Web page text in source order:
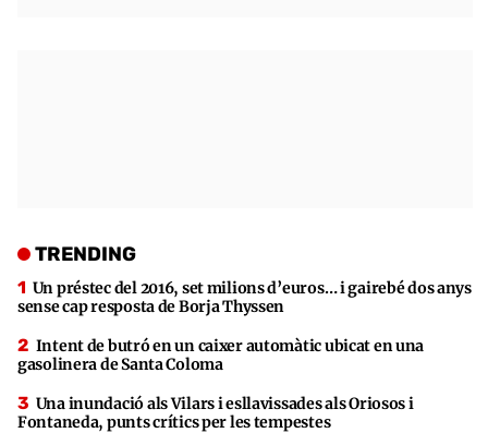
TRENDING
Un préstec del 2016, set milions d’euros… i gairebé dos anys
sense cap resposta de Borja Thyssen
Intent de butró en un caixer automàtic ubicat en una
gasolinera de Santa Coloma
Una inundació als Vilars i esllavissades als Oriosos i
Fontaneda, punts crítics per les tempestes